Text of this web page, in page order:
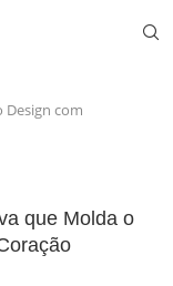
Design com
que Molda o